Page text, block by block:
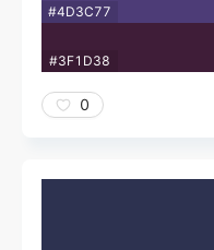
#4D3C77
#3F1D38
0